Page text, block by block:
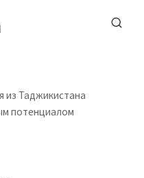
из Таджикистана
потенциалом